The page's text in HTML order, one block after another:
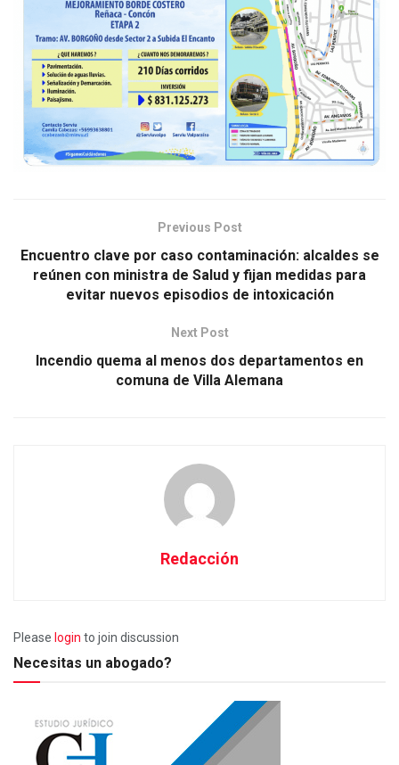
Previous Post
Encuentro clave por caso contaminación: alcaldes se
reúnen con ministra de Salud y fijan medidas para
evitar nuevos episodios de intoxicación
Next Post
Incendio quema al menos dos departamentos en
comuna de Villa Alemana
Redacción
Please login to join discussion
Necesitas un abogado?